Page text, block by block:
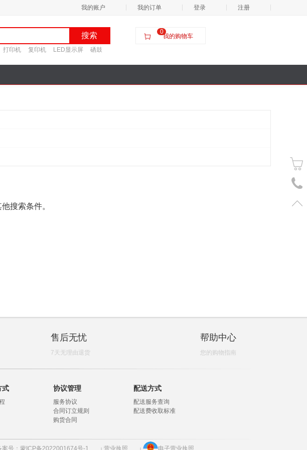
我的账户 我的订单 登录 注册
打印机 复印机 LED显示屏 硒鼓
我的购物车
0
搜索条件。
售后无忧
7天无理由退货
帮助中心
您的购物指南
式 协议管理
服务协议
合同订立规则
购货合同
配送方式
配送服务查询
配送费收取标准